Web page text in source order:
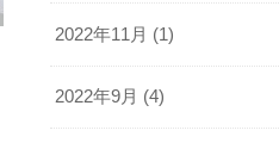
2022年11月 (1)
2022年9月 (4)